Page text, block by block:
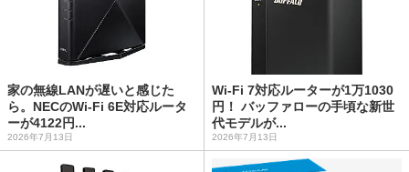
家の無線LANが遅いと感じた
ら。NECのWi-Fi 6E対応ルータ
ーが4122円...
2026年7月13日
Wi-Fi 7対応ルーターが1万1030
円！ バッファローの手頃な新世
代モデルが...
2026年7月13日